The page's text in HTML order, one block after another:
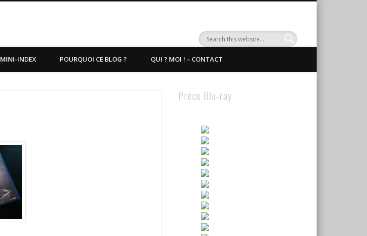
MINI-INDEX POURQUOI CE BLOG ? QUI ? MOI ! – CONTACT
Préco Blu-ray